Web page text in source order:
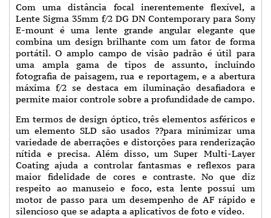
Com uma distância focal inerentemente flexível, a
Lente Sigma 35mm f/2 DG DN Contemporary para Sony
E-mount é uma lente grande angular elegante que
combina um design brilhante com um fator de forma
portátil. O amplo campo de visão padrão é útil para
uma ampla gama de tipos de assunto, incluindo
fotografia de paisagem, rua e reportagem, e a abertura
máxima f/2 se destaca em iluminação desafiadora e
permite maior controle sobre a profundidade de campo.
Em termos de design óptico, três elementos asféricos e
um elemento SLD são usados ??para minimizar uma
variedade de aberrações e distorções para renderização
nítida e precisa. Além disso, um Super Multi-Layer
Coating ajuda a controlar fantasmas e reflexos para
maior fidelidade de cores e contraste. No que diz
respeito ao manuseio e foco, esta lente possui um
motor de passo para um desempenho de AF rápido e
silencioso que se adapta a aplicativos de foto e vídeo.